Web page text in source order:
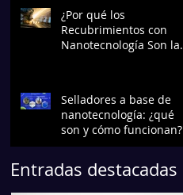
¿Por qué los
Recubrimientos con
Nanotecnología Son la
Selladores a base de
nanotecnología: ¿qué
son y cómo funcionan?
Entradas destacadas